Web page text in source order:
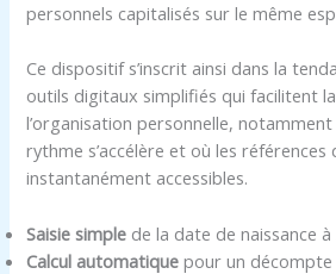
personnels capitalisés sur le même
Ce dispositif s’inscrit ainsi dans la
outils digitaux simplifiés qui facilitent
l’organisation personnelle,
rythme s’accélère et où les
instantanément accessibles.
Saisie simple de la date de naissance à
Calcul automatique pour un